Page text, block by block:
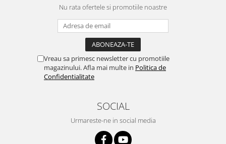
Nu rata ofertele si promotiile noastre
Vreau sa primesc newsletter cu promotiile
magazinului. Afla mai multe in Politica de
Confidentialitate
SOCIAL
Urmareste-ne in social media